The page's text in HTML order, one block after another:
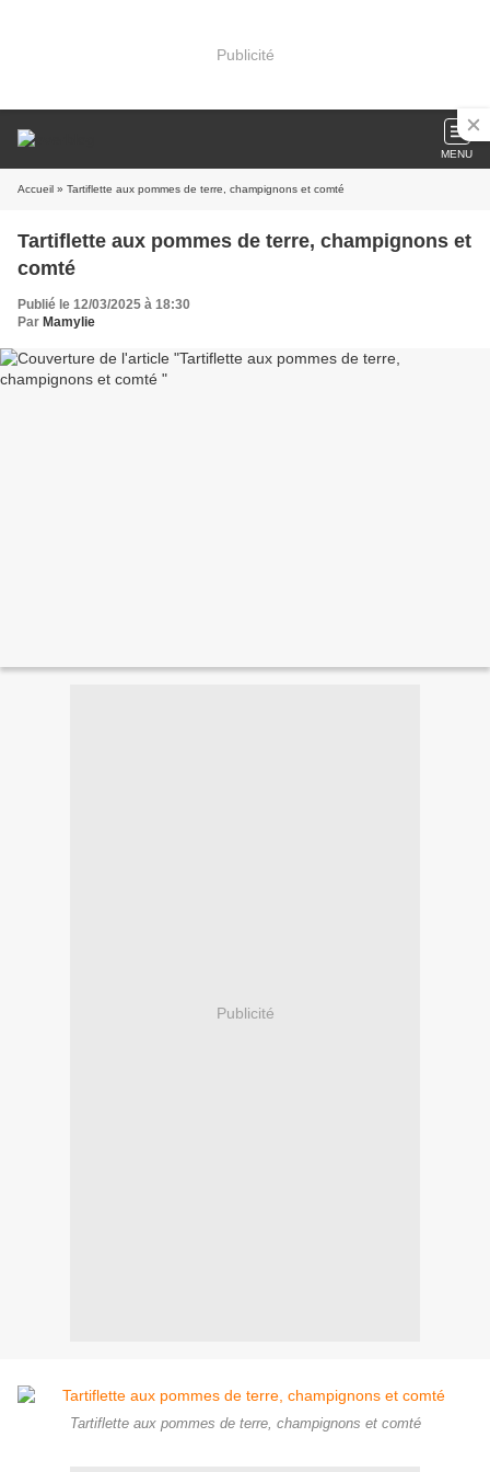
Publicité
MENU
Accueil » Tartiflette aux pommes de terre, champignons et comté
Tartiflette aux pommes de terre, champignons et
comté
Publié le 12/03/2025 à 18:30
Par Mamylie
Publicité
Tartiflette aux pommes de terre, champignons et comté